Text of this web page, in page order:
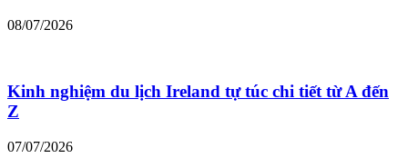
08/07/2026
Kinh nghiệm du lịch Ireland tự túc chi tiết từ A đến
Z
07/07/2026